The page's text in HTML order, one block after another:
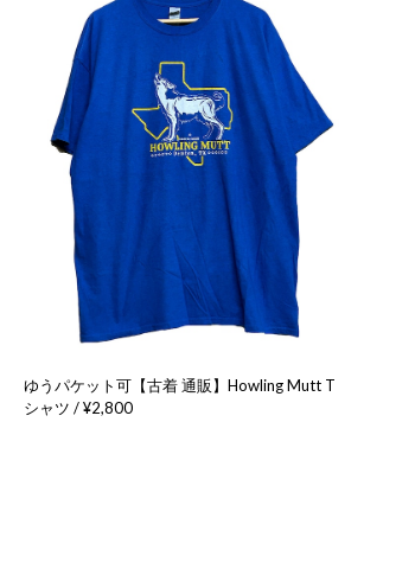
ゆうパケット可【古着 通販】Howling Mutt T
シャツ / ¥2,800